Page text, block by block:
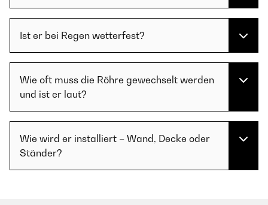
Ist er bei Regen wetterfest?
Wie oft muss die Röhre gewechselt werden
und ist er laut?
Wie wird er installiert – Wand, Decke oder
Ständer?